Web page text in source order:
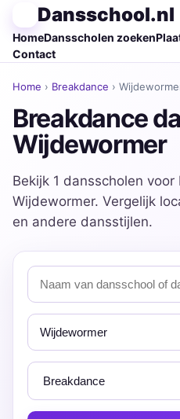
Dansschool.nl
HomeDansscholen zoeken
Contact
Home › Breakdance ›
Breakdance
Wijdewormer
Bekijk 1 dansscholen
Wijdewormer. Vergelijk
en andere dansstijlen.